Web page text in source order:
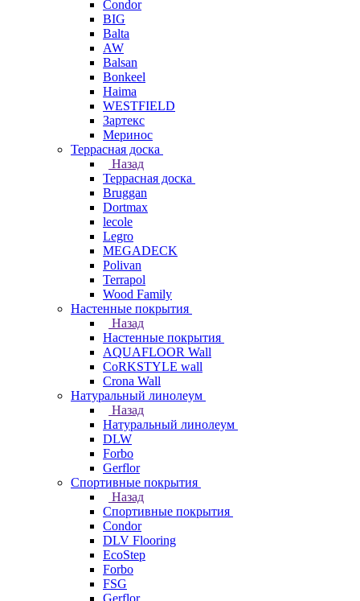
Condor
BIG
Balta
AW
Balsan
Bonkeel
Haima
WESTFIELD
Зартекс
Меринос
Террасная доска
Назад
Террасная доска
Bruggan
Dortmax
lecole
Legro
MEGADECK
Polivan
Terrapol
Wood Family
Настенные покрытия
Назад
Настенные покрытия
AQUAFLOOR Wall
CoRKSTYLE wall
Crona Wall
Натуральный линолеум
Назад
Натуральный линолеум
DLW
Forbo
Gerflor
Спортивные покрытия
Назад
Спортивные покрытия
Condor
DLV Flooring
EcoStep
Forbo
FSG
Gerflor